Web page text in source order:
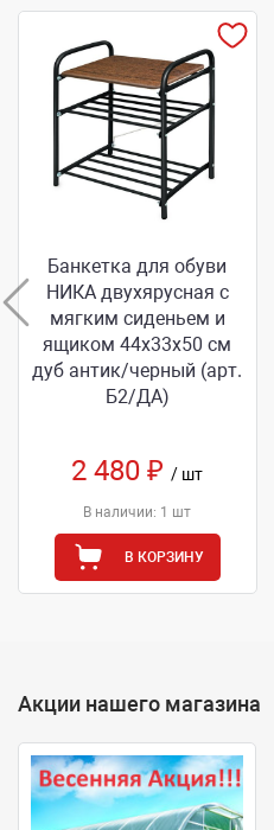
Банкетка для обуви
НИКА двухярусная с
мягким сиденьем и
ящиком 44х33х50 см
дуб антик/черный (арт.
Б2/ДА)
2 480 ₽/ шт
В наличии: 1 шт
В КОРЗИНУ
Акции нашего магазина